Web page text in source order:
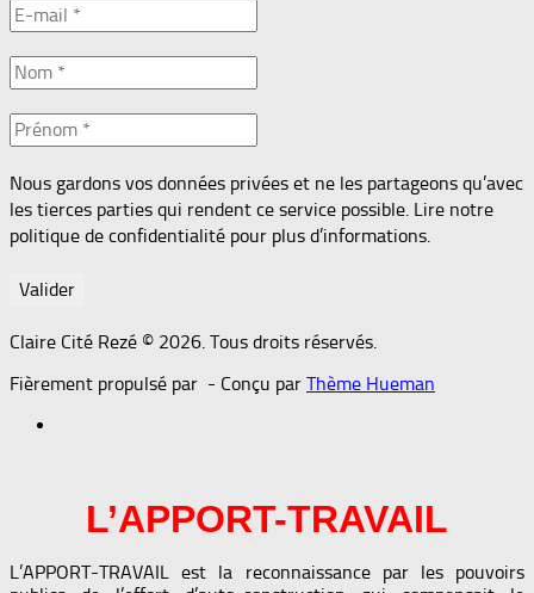
Nous gardons vos données privées et ne les partageons qu’avec
les tierces parties qui rendent ce service possible. Lire notre
politique de confidentialité pour plus d’informations.
Claire Cité Rezé © 2026. Tous droits réservés.
Fièrement propulsé par - Conçu par Thème Hueman
L’APPORT-TRAVAIL
L’APPORT-TRAVAIL est la reconnaissance par les pouvoirs